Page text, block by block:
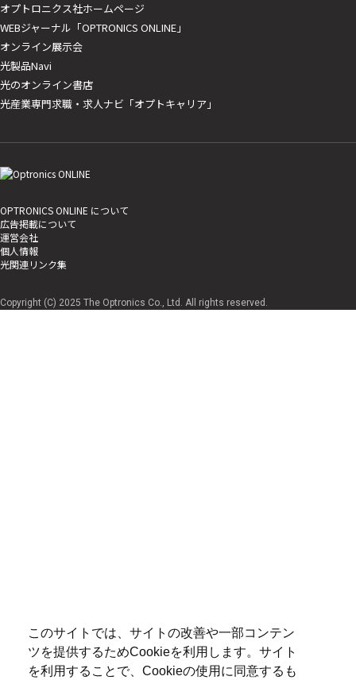
このサイトでは、サイトの改善や一部コンテン
ツを提供するためCookieを利用します。サイト
を利用することで、Cookieの使用に同意するも
オプトロニクス社ホームページ
WEBジャーナル「OPTRONICS ONLINE」
オンライン展示会
光製品Navi
光のオンライン書店
光産業専門求職・求人ナビ「オプトキャリア」
OPTRONICS ONLINE について
広告掲載について
運営会社
個人情報
光関連リンク集
Copyright (C) 2025 The Optronics Co., Ltd. All rights reserved.